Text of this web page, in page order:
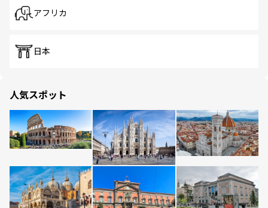
アフリカ
日本
人気スポット